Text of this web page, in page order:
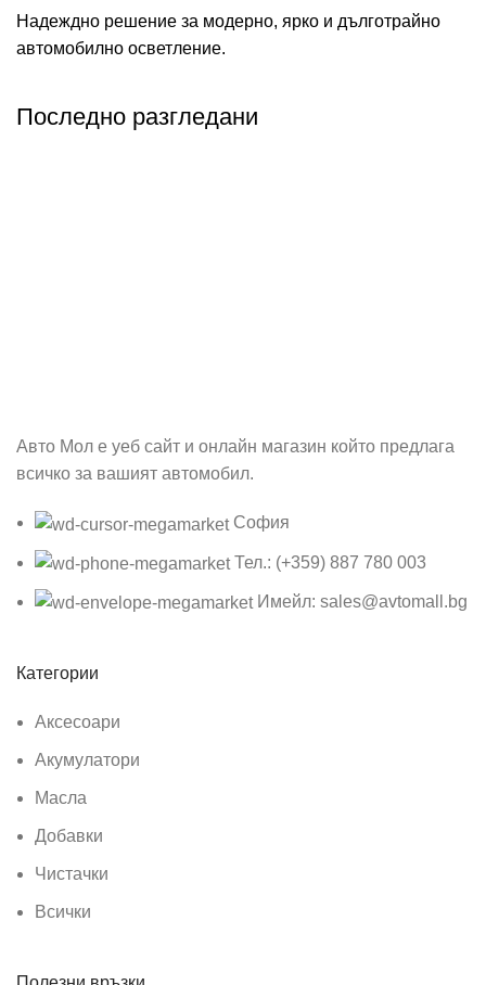
Надеждно решение за модерно, ярко и дълготрайно
автомобилно осветление.
Последно разгледани
Авто Мол е уеб сайт и онлайн магазин който предлага
всичко за вашият автомобил.
София
Тел.: (+359) 887 780 003
Имейл: sales@avtomall.bg
Категории
Аксесоари
Акумулатори
Масла
Добавки
Чистачки
Всички